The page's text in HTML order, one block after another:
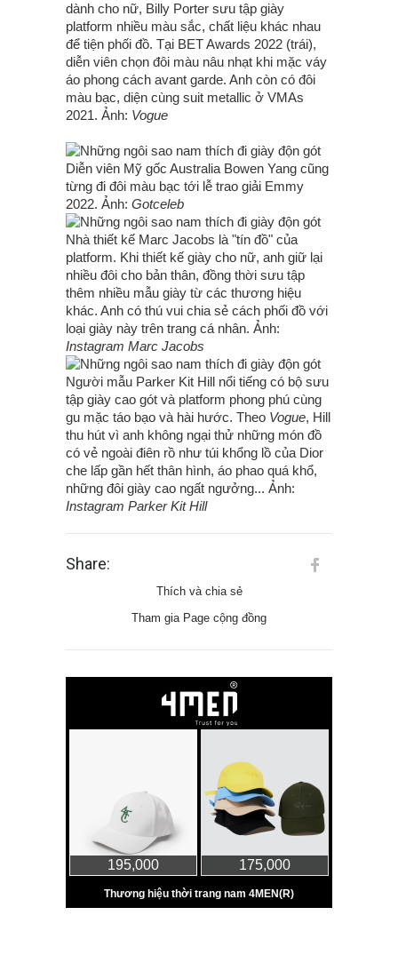
dành cho nữ, Billy Porter sưu tập giày
platform nhiều màu sắc, chất liệu khác nhau
để tiện phối đồ. Tại BET Awards 2022 (trái),
diễn viên chọn đôi màu nâu nhạt khi mặc váy
áo phong cách avant garde. Anh còn có đôi
màu bạc, diện cùng suit metallic ở VMAs
2021. Ảnh: Vogue
Diễn viên Mỹ gốc Australia Bowen Yang cũng
từng đi đôi màu bạc tới lễ trao giải Emmy
2022. Ảnh: Gotceleb
Nhà thiết kế Marc Jacobs là "tín đồ" của
platform. Khi thiết kế giày cho nữ, anh giữ lại
nhiều đôi cho bản thân, đồng thời sưu tập
thêm nhiều mẫu giày từ các thương hiệu
khác. Anh có thú vui chia sẻ cách phối đồ với
loại giày này trên trang cá nhân. Ảnh:
Instagram Marc Jacobs
Người mẫu Parker Kit Hill nổi tiếng có bộ sưu
tập giày cao gót và platform phong phú cùng
gu mặc táo bạo và hài hước. Theo Vogue, Hill
thu hút vì anh không ngại thử những món đồ
có vẻ ngoài điên rồ như túi khổng lồ của Dior
che lấp gần hết thân hình, áo phao quá khổ,
những đôi giày cao ngất ngưởng... Ảnh:
Instagram Parker Kit Hill
Share:
Thích và chia sẻ
Tham gia Page cộng đồng